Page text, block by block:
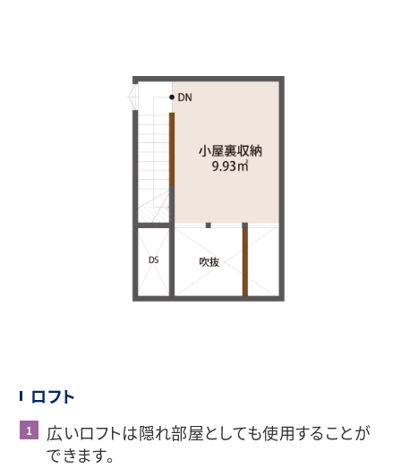
ロフト
広いロフトは隠れ部屋としても使用することが
できます。